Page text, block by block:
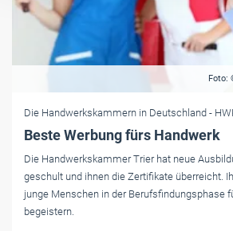
Foto:
Die Handwerkskammern in Deutschland -
Beste Werbung fürs Handwerk
Die Handwerkskammer Trier hat neue
geschult und ihnen die Zertifikate überreicht.
junge Menschen in der Berufsfindungsphase
begeistern.